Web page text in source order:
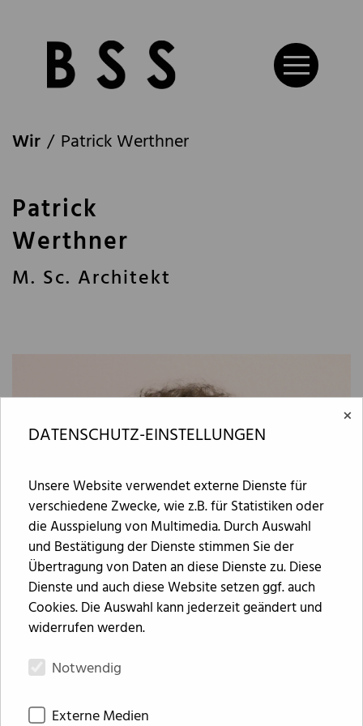
Wir Patrick Werthner
Patrick
Werthner
M. Sc. Architekt
DATENSCHUTZ-EINSTELLUNGEN
×
Unsere Website verwendet externe Dienste für
verschiedene Zwecke, wie z.B. für Statistiken oder
die Ausspielung von Multimedia. Durch Auswahl
und Bestätigung der Dienste stimmen Sie der
Übertragung von Daten an diese Dienste zu. Diese
Dienste und auch diese Website setzen ggf. auch
Cookies. Die Auswahl kann jederzeit geändert und
widerrufen werden.
Notwendig
Externe Medien